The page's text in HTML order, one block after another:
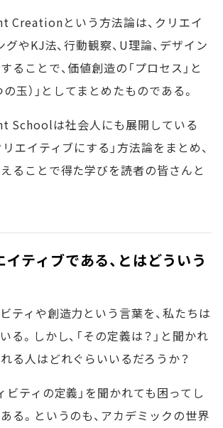
Creationという方法論は、クリエイ
グやKJ法、行動観察、U理論、デザイン
ることで、価値創造の「プロセス」と
の玉）」としてまとめたものである。
Schoolは社会人にも展開している
リエイティブにする」方法論をまとめ、
ることで得た学びを読者の皆さんと
イティブである、とはどういう
ティや創造力という言葉を、私たちは
る。しかし、「その定義は？」と聞かれ
る人はどれぐらいいるだろうか？
ビティの定義」を聞かれても困ってし
る。というのも、アカデミックの世界